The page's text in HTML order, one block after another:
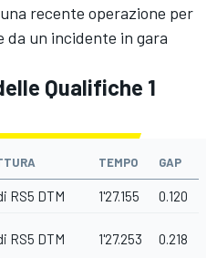
recente operazione per
un incidente in gara
Qualifiche 1
TEMPO GAP
RS5 DTM 1'27.155 0.120
RS5 DTM 1'27.253 0.218